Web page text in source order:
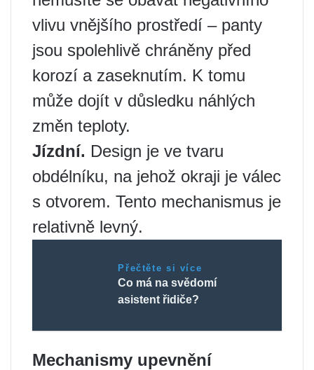
vlivu vnějšího prostředí – panty
jsou spolehlivě chráněny před
korozí a zaseknutím. K tomu
může dojít v důsledku náhlých
změn teploty.
Jízdní. Design je ve tvaru
obdélníku, na jehož okraji je válec
s otvorem. Tento mechanismus je
relativně levný.
Přečtěte si více
Co má na svědomí
asistent řidiče?
Mechanismy upevnění